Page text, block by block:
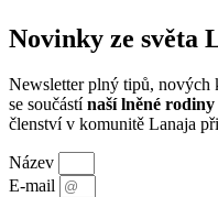
Novinky ze světa
Newsletter plný tipů, nových
se součástínaší lněné rodiny
členství v komunitě Lanaja
Název
E-mail